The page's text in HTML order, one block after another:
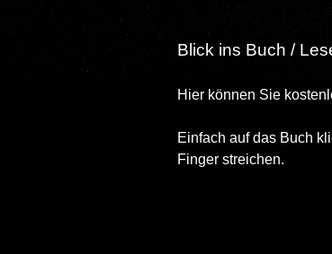
Blick ins Buch /
Hier können Sie
Einfach auf das Buch
Finger streichen.